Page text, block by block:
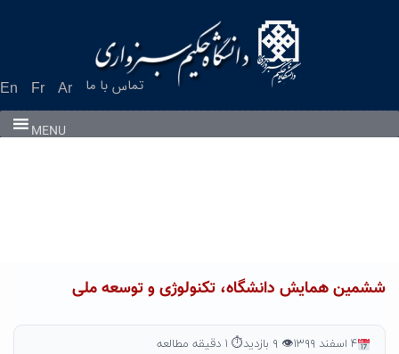
En Fr Ar تماس با ما
MENU
ششمین همایش دانشگاه، تکنولوژی و توسعه ملی
۴ اسفند ۱۳۹۹ 👁 ۹ بازدید ⏱ ۱ دقیقه مطالعه